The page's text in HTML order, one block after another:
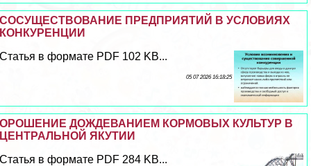
СОСУЩЕСТВОВАНИЕ ПРЕДПРИЯТИЙ В УСЛОВИЯХ
КОНКУРЕНЦИИ
Статья в формате PDF 102 KB...
05 07 2026 16:18:25
ОРОШЕНИЕ ДОЖДЕВАНИЕМ КОРМОВЫХ КУЛЬТУР В
ЦЕНТРАЛЬНОЙ ЯКУТИИ
Статья в формате PDF 284 KB...